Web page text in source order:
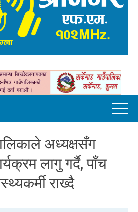
अध्यक्षसँग
लागु गर्दै, पाँच
राख्दै